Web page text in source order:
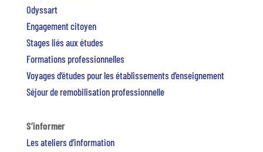
Odyssart
Engagement citoyen
Stages liés aux études
Formations professionnelles
Voyages d’études pour les établissements d’enseignement
Séjour de remobilisation professionnelle
S’informer
Les ateliers d’information